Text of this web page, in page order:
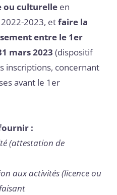
ou culturelle en
2023, etfaire la
entre le 1er
mars 2023 (dispositif
inscriptions, concernant
avant le 1er
:
(attestation de
aux activités (licence ou